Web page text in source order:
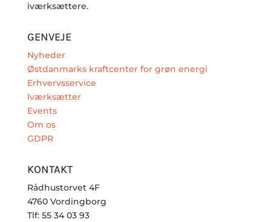
iværksættere.
GENVEJE
Nyheder
Østdanmarks kraftcenter for grøn energi
Erhvervsservice
Iværksætter
Events
Om os
GDPR
KONTAKT
Rådhustorvet 4F
4760 Vordingborg
Tlf: 55 34 03 93